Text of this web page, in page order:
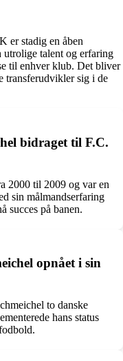
er stadig en åben
utrolige talent og erfaring
til enhver klub. Det bliver
transferudvikler sig i de
bidraget til F.C.
2000 til 2009 og var en
sin målmandserfaring
succes på banen.
opnået i sin
to danske
hans status